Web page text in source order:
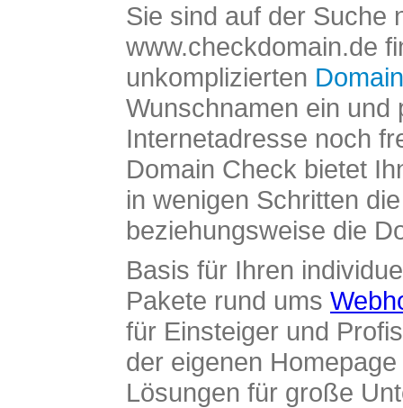
Sie sind auf der Suche
www.checkdomain.de
unkomplizierten
Wunschnamen ein und
Internetadresse noch
Domain Check bietet
in wenigen Schritten
beziehungsweise die
Basis für Ihren
Pakete rund ums
für Einsteiger und
der eigenen
Lösungen für große